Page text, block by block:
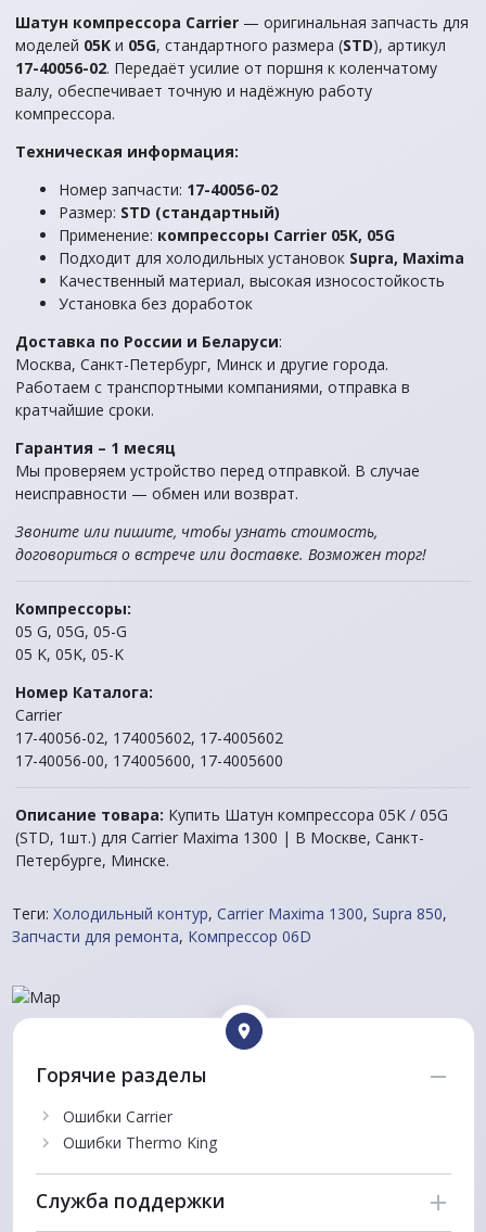
Шатун компрессора Carrier — оригинальная запчасть для
моделей 05K и 05G, стандартного размера (STD), артикул
17-40056-02. Передаёт усилие от поршня к коленчатому
валу, обеспечивает точную и надёжную работу
компрессора.
Техническая информация:
Номер запчасти: 17-40056-02
Размер: STD (стандартный)
Применение: компрессоры Carrier 05K, 05G
Подходит для холодильных установок Supra, Maxima
Качественный материал, высокая износостойкость
Установка без доработок
Доставка по России и Беларуси:
Москва, Санкт-Петербург, Минск и другие города.
Работаем с транспортными компаниями, отправка в
кратчайшие сроки.
Гарантия – 1 месяц
Мы проверяем устройство перед отправкой. В случае
неисправности — обмен или возврат.
Звоните или пишите, чтобы узнать стоимость,
договориться о встрече или доставке. Возможен торг!
Компрессоры:
05 G, 05G, 05-G
05 K, 05K, 05-K
Номер Каталога:
Carrier
17-40056-02, 174005602, 17-4005602
17-40056-00, 174005600, 17-4005600
Описание товара: Купить Шатун компрессора 05К / 05G
(STD, 1шт.) для Carrier Maxima 1300 | В Москве, Санкт-
Петербурге, Минске.
Теги: Холодильный контур, Carrier Maxima 1300, Supra 850,
Запчасти для ремонта, Компрессор 06D
Горячие разделы
Ошибки Carrier
Ошибки Thermo King
Служба поддержки